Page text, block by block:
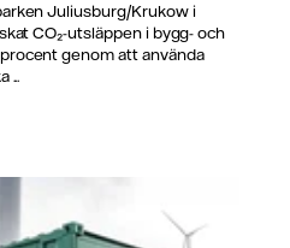
Juliusburg/Krukow i
CO₂-utsläppen i bygg- och
genom att använda
...